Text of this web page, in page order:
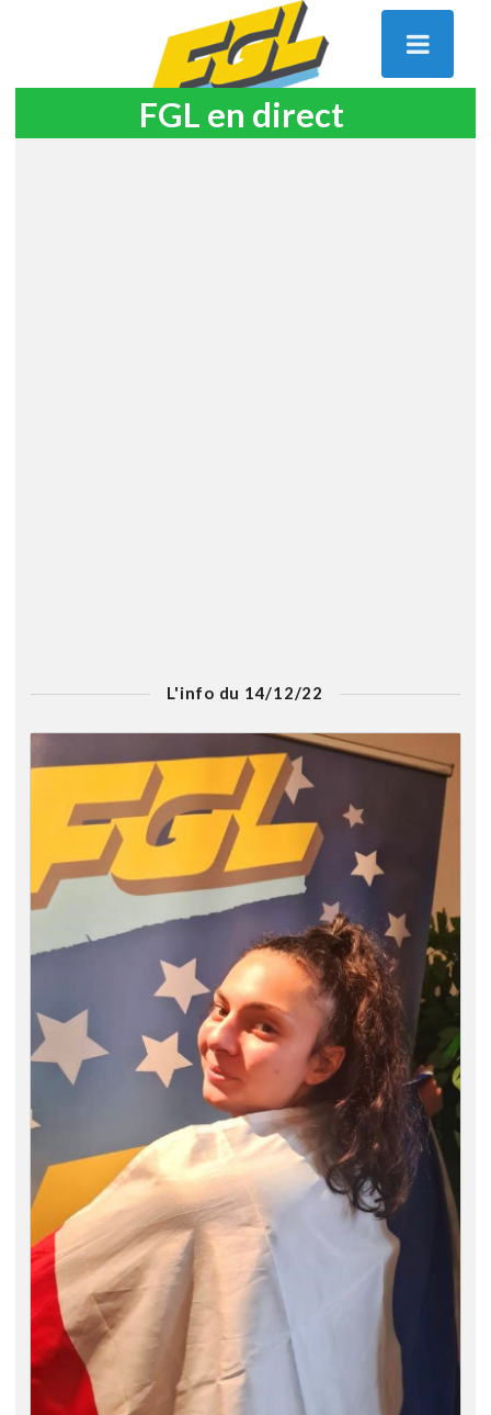
FGL en direct
L'info du 14/12/22